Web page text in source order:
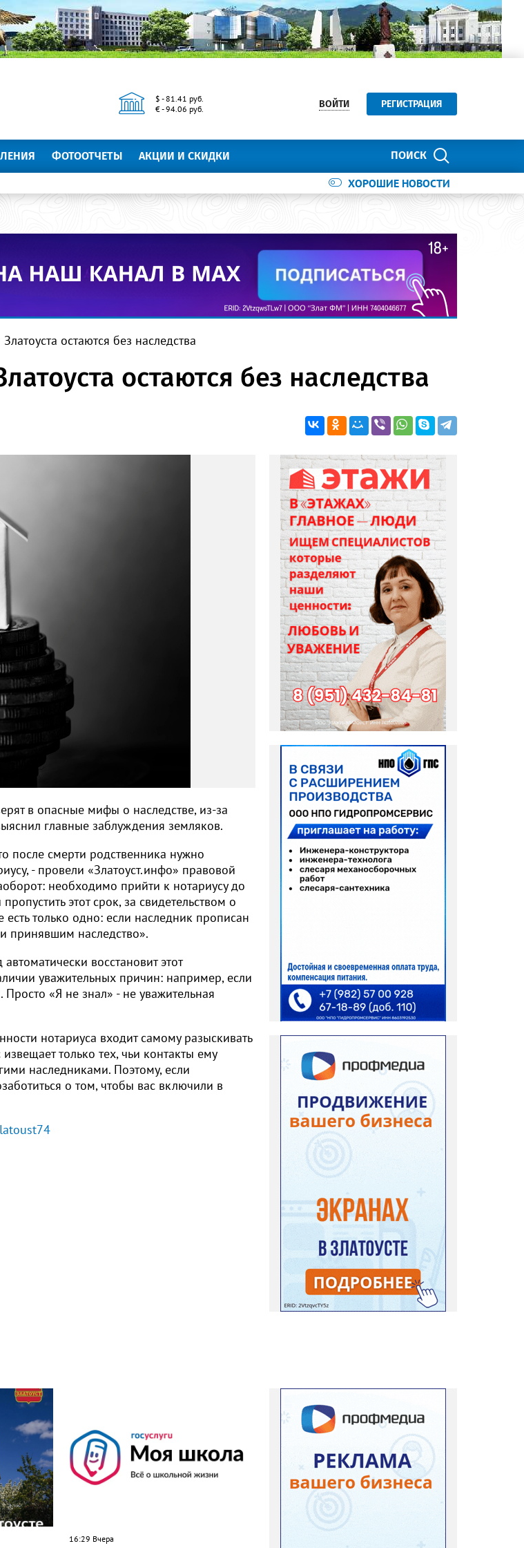
$ - 81.41 руб.
€ - 94.06 руб.
ВОЙТИ РЕГИСТРАЦИЯ
ПОИСК
ФОТООТЧЕТЫ АКЦИИ И СКИДКИ
ХОРОШИЕ НОВОСТИ
остаются без наследства
остаются без наследства
в опасные мифы о наследстве, из-за
главные заблуждения земляков.
после смерти родственника нужно
- провели «Златоуст.инфо» правовой
необходимо прийти к нотариусу до
этот срок, за свидетельством о
только одно: если наследник прописан
принявшим наследство».
восстановит этот
уважительных причин: например, если
«Я не знал» - не уважительная
нотариуса входит самому разыскивать
только тех, чьи контакты ему
наследниками. Поэтому, если
о том, чтобы вас включили в
16:29 Вчера